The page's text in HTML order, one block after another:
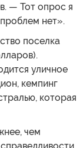
— Тот опрос я
нет».
поселка
уличное
кемпинг
которая
чем